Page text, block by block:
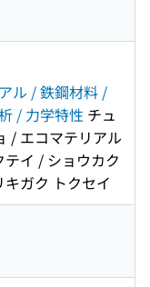
ル / 鉄鋼材料 /
/ 力学特性 チュ
/ エコマテリアル
イ / ショウカク
ガク トクセイ